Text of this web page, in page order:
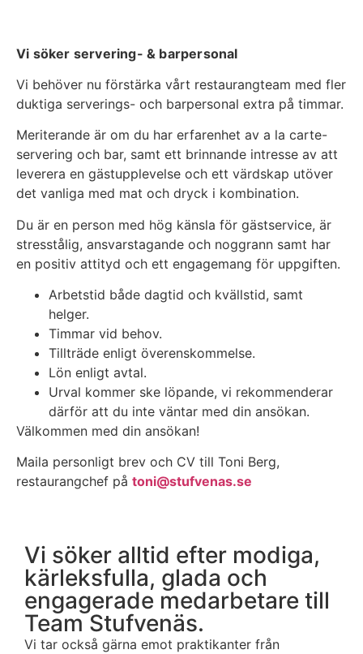
Vi söker servering- & barpersonal
Vi behöver nu förstärka vårt restaurangteam med fler
duktiga serverings- och barpersonal extra på timmar.
Meriterande är om du har erfarenhet av a la carte-
servering och bar, samt ett brinnande intresse av att
leverera en gästupplevelse och ett värdskap utöver
det vanliga med mat och dryck i kombination.
Du är en person med hög känsla för gästservice, är
stresstålig, ansvarstagande och noggrann samt har
en positiv attityd och ett engagemang för uppgiften.
Arbetstid både dagtid och kvällstid, samt
helger.
Timmar vid behov.
Tillträde enligt överenskommelse.
Lön enligt avtal.
Urval kommer ske löpande, vi rekommenderar
därför att du inte väntar med din ansökan.
Välkommen med din ansökan!
Maila personligt brev och CV till Toni Berg,
restaurangchef på toni@stufvenas.se
Vi söker alltid efter modiga,
kärleksfulla, glada och
engagerade medarbetare till
Team Stufvenäs.
Vi tar också gärna emot praktikanter från